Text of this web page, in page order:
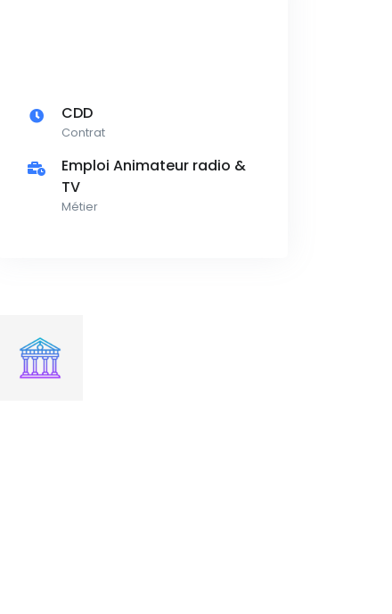
CDD
Contrat
Emploi Animateur radio &
TV
Métier